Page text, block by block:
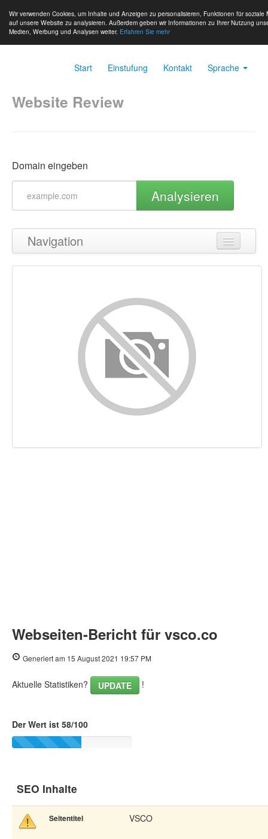
Wir verwenden Cookies, um Inhalte und Anzeigen zu personalisieren, Funktionen für
auf unsere Website zu analysieren. Außerdem geben wir Informationen zu Ihrer Nutzung
Medien, Werbung und Analysen weiter. Erfahren Sie mehr
Start Einstufung Kontakt Sprache
Website Review
Domain eingeben
Analysieren
Navigation
Zurück zum Seitenanfang
Suchbegriffe
Benutzerfreundlichkeit
Dokument
Webseiten-Bericht für vsco.co
Generiert am 15 August 2021 19:57 PM
Aktuelle Statistiken? UPDATE !
Der Wert ist 58/100
SEO Inhalte
Seitentitel VSCO